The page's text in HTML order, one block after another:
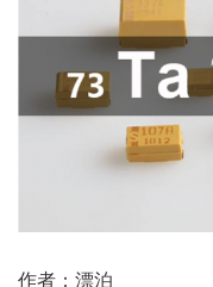
作者：漂泊